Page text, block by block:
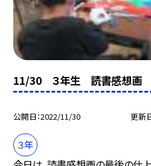
11/30 ３年生 読書感想画
公開日 2022/11/30 更新
３年